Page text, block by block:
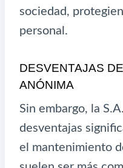
sociedad,
personal.
DESVENTAJAS
ANÓNIMA
Sin embargo, la
desventajas
el mantenimiento